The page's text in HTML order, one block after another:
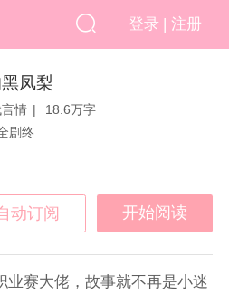
登录 | 注册
凤梨
情
18.6万字
剧终
动订阅 开始阅读
业赛大佬，故事就不再是小迷